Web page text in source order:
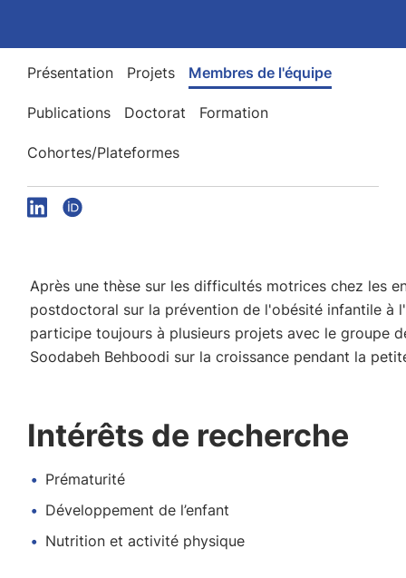
Présentation Projets Membres de l'équipe
Publications Doctorat Formation
Cohortes/Plateformes
Après une thèse sur les difficultés motrices chez les
postdoctoral sur la prévention de l'obésité infantile à l'
participe toujours à plusieurs projets avec le groupe
Soodabeh Behboodi sur la croissance pendant la
Intérêts de recherche
Prématurité
Développement de l’enfant
Nutrition et activité physique